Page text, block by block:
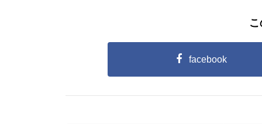
facebook